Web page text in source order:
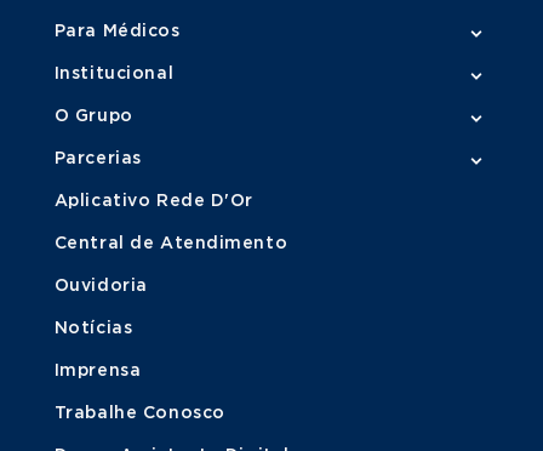
Para Médicos
Institucional
O Grupo
Parcerias
Aplicativo Rede D'Or
Central de Atendimento
Ouvidoria
Notícias
Imprensa
Trabalhe Conosco